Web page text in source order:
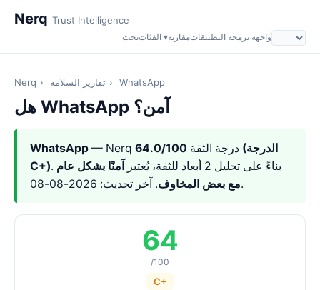
Nerq Trust Intelligence
بحث الفئات ▾مقارنةواجهة برمجة التطبيقات
Nerq › تقارير السلامة › WhatsApp
هل WhatsApp آمن؟
WhatsApp — Nerq درجة الثقة 64.0/100 (الدرجة
C+)
. بناءً على تحليل 2 أبعاد للثقة، يُعتبر
آمنًا بشكل عام
مع بعض المخاوف. آخر تحديث: 2026-08-08.
64
/100
C+